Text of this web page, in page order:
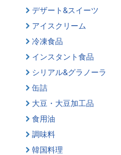
デザート&スイーツ
アイスクリーム
冷凍食品
インスタント食品
シリアル&グラノーラ
缶詰
大豆・大豆加工品
食用油
調味料
韓国料理